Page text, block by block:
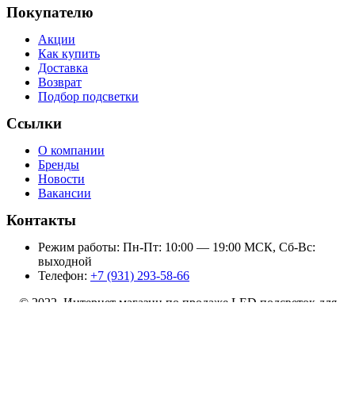
Покупателю
Акции
Как купить
Доставка
Возврат
Подбор подсветки
Ссылки
О компании
Бренды
Новости
Вакансии
Контакты
Режим работы: Пн-Пт: 10:00 — 19:00 МСК, Сб-Вс:
выходной
Телефон: +7 (931) 293-58-66
© 2022 Интернет магазин по продаже LED подсветок для